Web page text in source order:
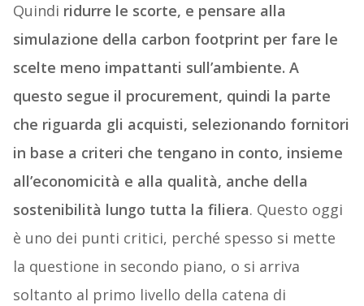
Quindi ridurre le scorte, e pensare alla
simulazione della carbon footprint per fare le
scelte meno impattanti sull’ambiente. A
questo segue il procurement, quindi la parte
che riguarda gli acquisti, selezionando fornitori
in base a criteri che tengano in conto, insieme
all’economicità e alla qualità, anche della
sostenibilità lungo tutta la filiera. Questo oggi
è uno dei punti critici, perché spesso si mette
la questione in secondo piano, o si arriva
soltanto al primo livello della catena di